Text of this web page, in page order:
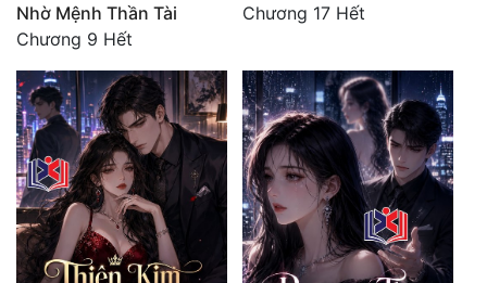
Nhờ Mệnh Thần Tài
Chương 9 Hết
Chương 17 Hết